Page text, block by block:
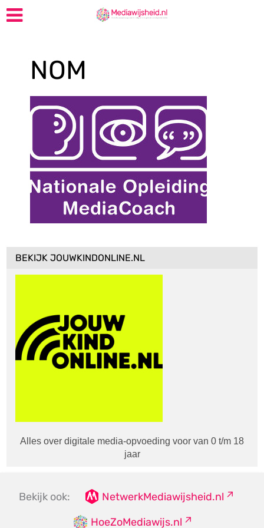
NOM
BEKIJK JOUWKINDONLINE.NL
Alles over digitale media-opvoeding voor van 0 t/m 18
jaar
Bekijk ook:
NetwerkMediawijsheid.nl
HoeZoMediawijs.nl